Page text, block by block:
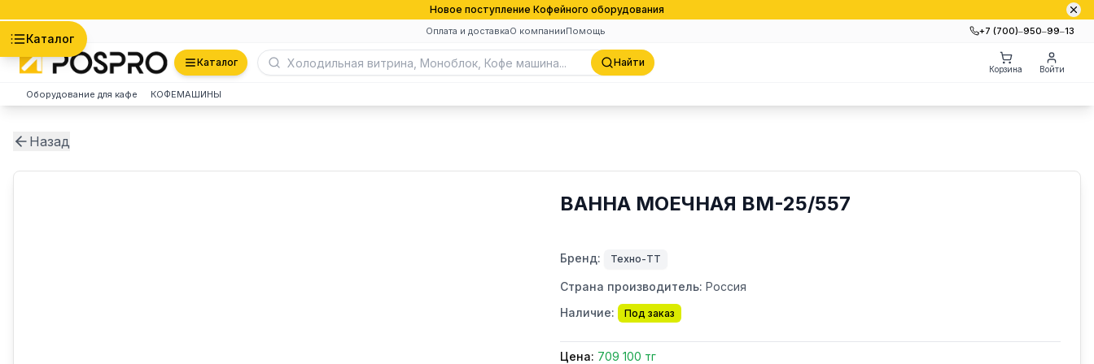
Новое поступление Кофейного оборудования
Оплата и доставкаО компанииПомощь +7 (700)‒950‒99‒13
Каталог
Каталог Найти
Корзина Войти
Оборудование для кафе КОФЕМАШИНЫ
Назад
ВАННА МОЕЧНАЯ ВМ-25/557
Бренд: Техно-ТТ
Страна производитель: Россия
Наличие:
Под заказ
Цена: 709 100 тг